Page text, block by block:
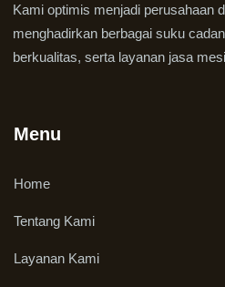
Kami optimis menjadi perusahaan
menghadirkan berbagai suku
berkualitas, serta layanan jasa
Menu
Home
Tentang Kami
Layanan Kami